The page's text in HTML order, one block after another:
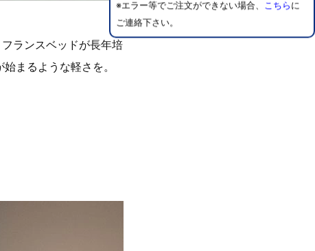
※エラー等でご注文ができない場合、 こちら に
ご連絡下さい。
ランスベッドが長年培
まるような軽さを。